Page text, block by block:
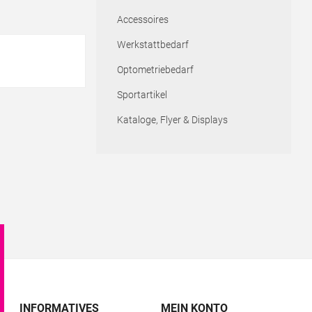
Accessoires
Werkstattbedarf
Optometriebedarf
Sportartikel
Kataloge, Flyer & Displays
INFORMATIVES MEIN KONTO